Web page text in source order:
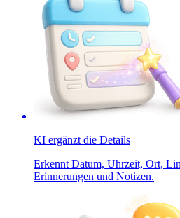
KI ergänzt die Details
Erkennt Datum, Uhrzeit, Ort,
Erinnerungen und Notizen.